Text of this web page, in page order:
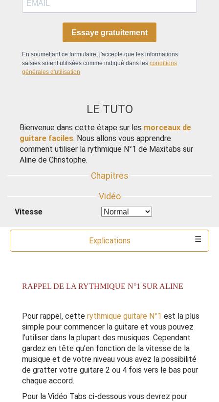
Essaye gratuitement
En soumettant ce formulaire, j'accepte que les informations
saisies soient utilisées comme indiqué dans les conditions
générales d'utilisation
LE TUTO
Bienvenue dans cette étape sur les morceaux de
guitare faciles. Nous allons vous apprendre
comment utiliser la rythmique N°1 de Maxitabs sur
Aline de Christophe.
Vitesse
Explications
RAPPEL DE LA RYTHMIQUE N°1 SUR ALINE
Pour rappel, cette rythmique guitare N°1 est la plus
simple pour commencer la guitare et vous pouvez
l’utiliser dans la plupart des musiques. Cependant
gardez en tête qu’en fonction de la vitesse de la
musique et de votre niveau vous avez la possibilité
de gratter votre guitare 2 ou 4 fois vers le bas pour
chaque accord.
Pour la Vidéo Tabs ci-dessous vous devrez pour